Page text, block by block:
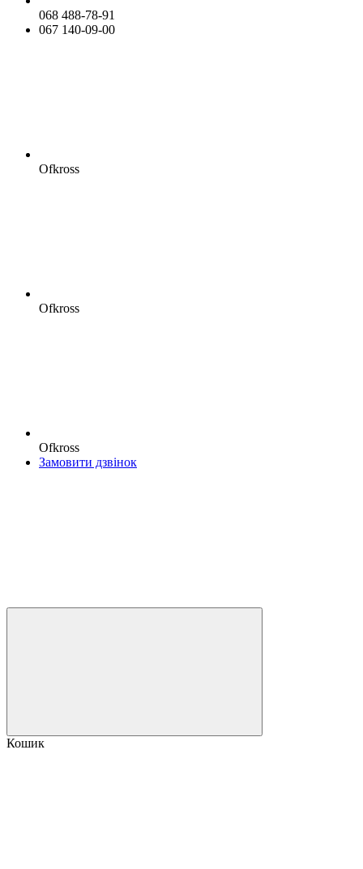
068 488-78-91
067 140-09-00
Ofkross
Ofkross
Ofkross
Замовити дзвінок
Кошик